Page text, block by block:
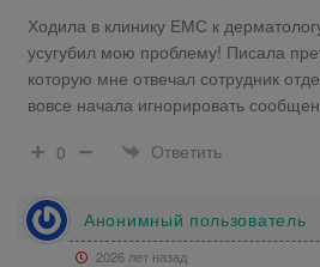
Ходила в клинику ЕМС к
усугубил мою проблему! Писала
которую мне отвечал сотрудник
вовсе начала игнорировать
0
Ответить
Анонимный пользователь
2026 лет назад